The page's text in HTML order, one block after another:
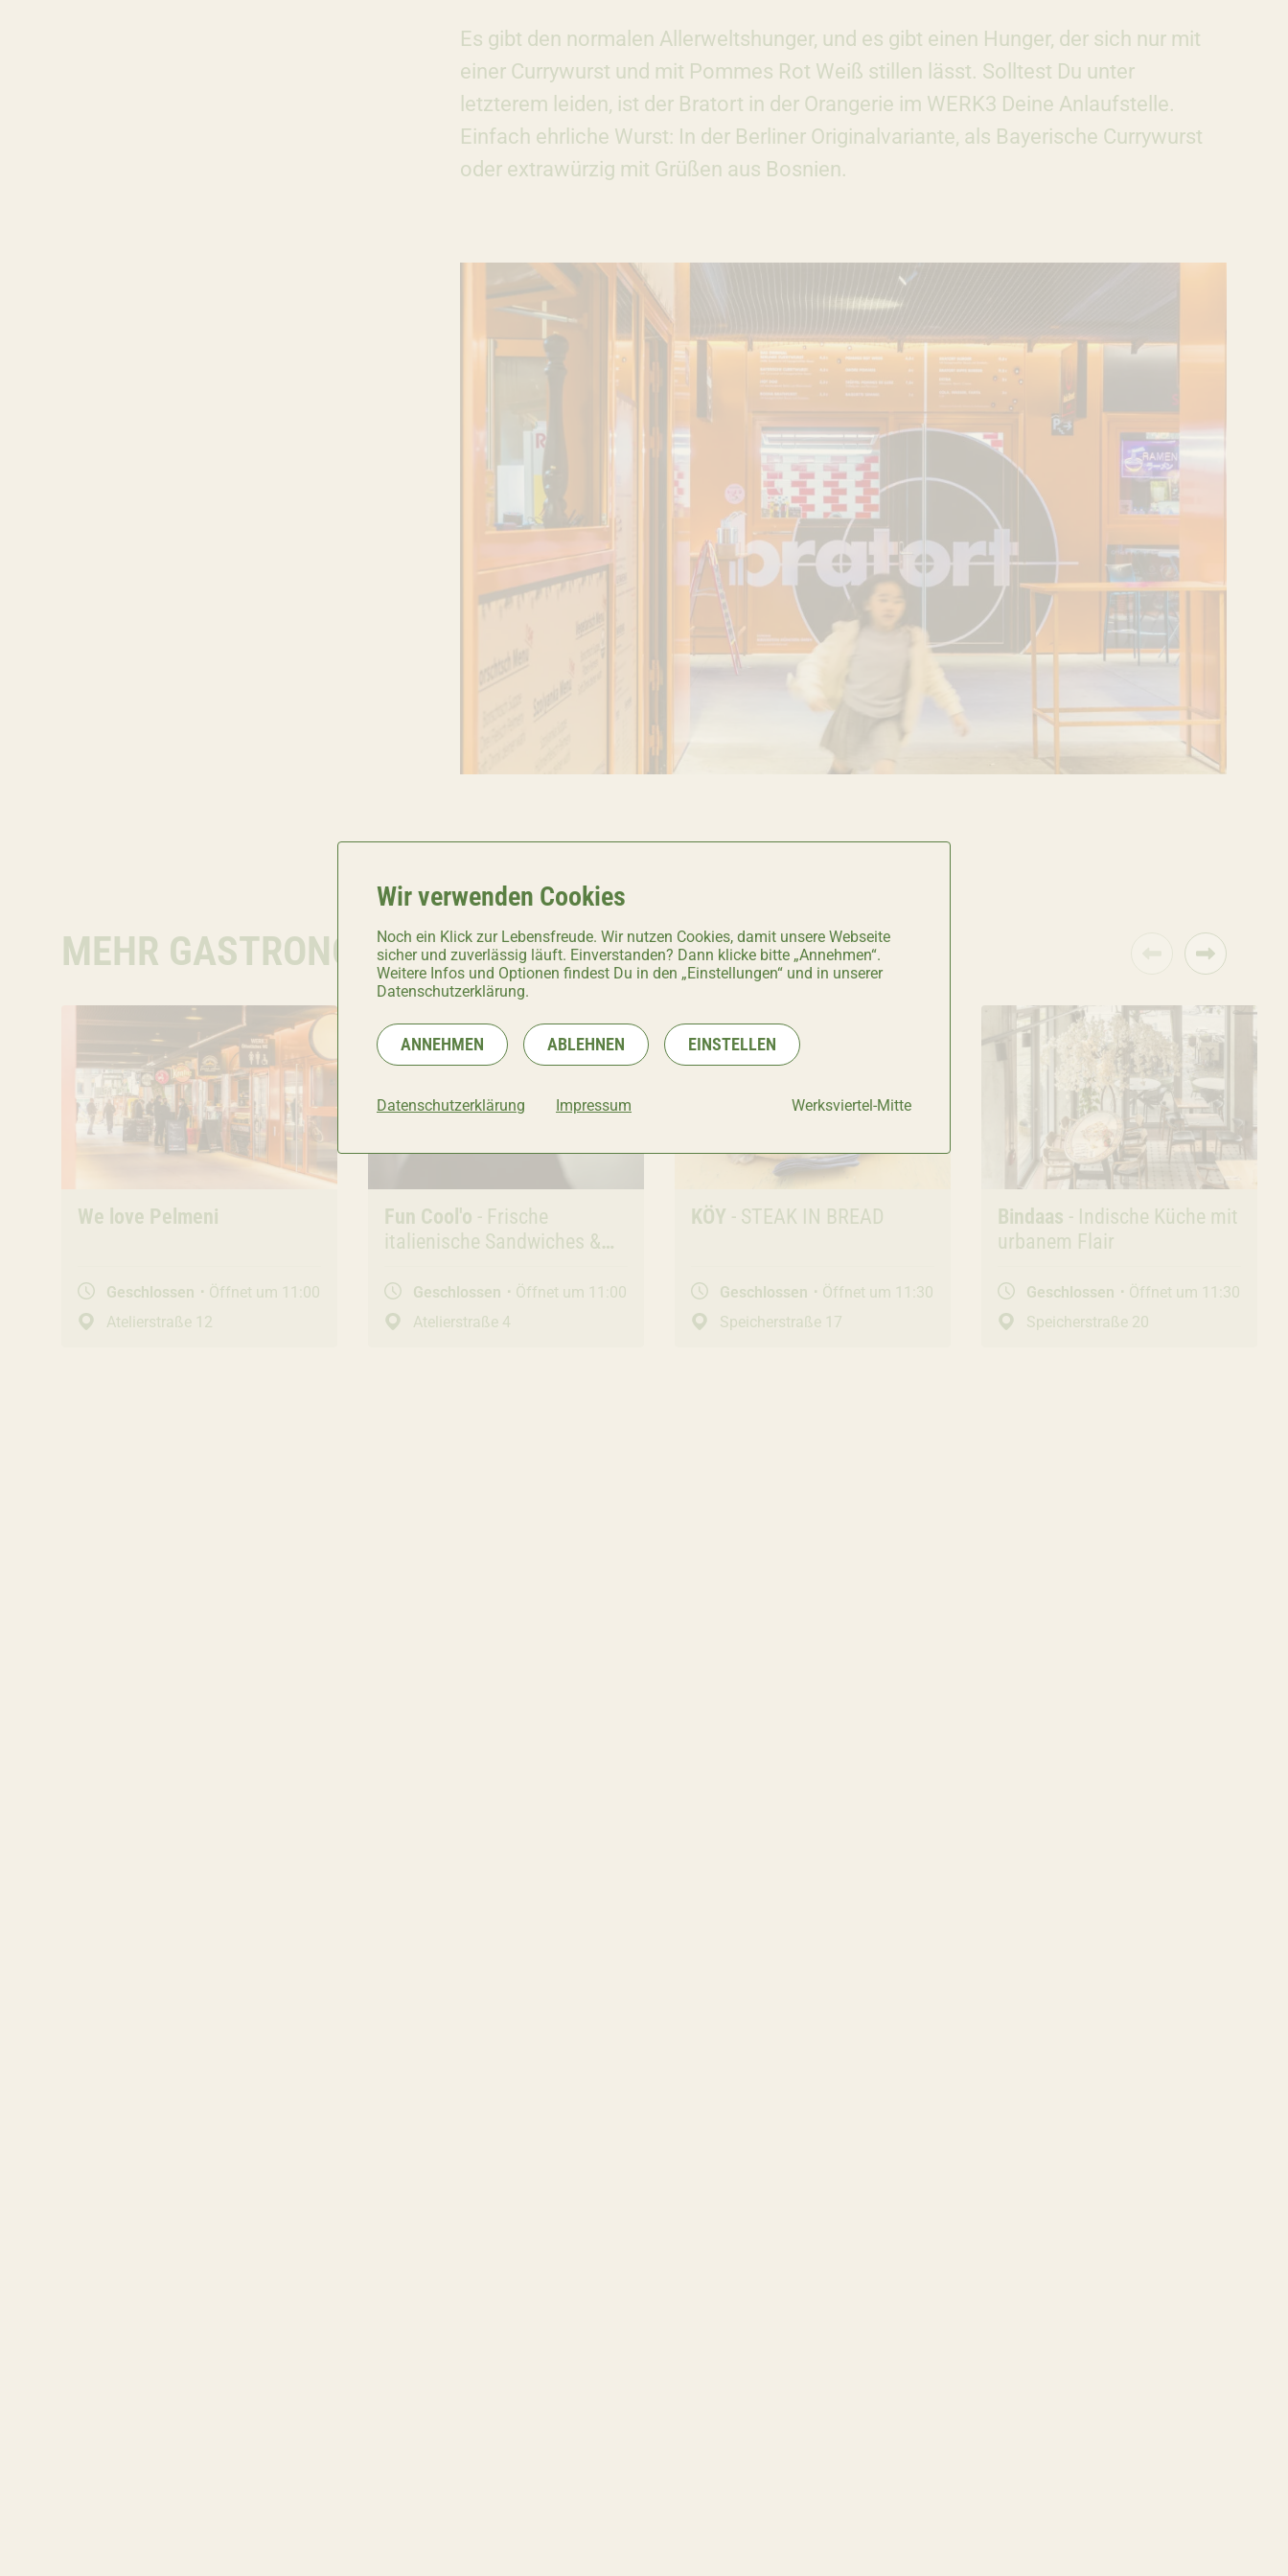
Es gibt den normalen Allerweltshunger, und es gibt einen Hunger, der sich nur mit
einer Currywurst und mit Pommes Rot Weiß stillen lässt. Solltest Du unter
letzterem leiden, ist der Bratort in der Orangerie im WERK3 Deine Anlaufstelle.
Einfach ehrliche Wurst: In der Berliner Originalvariante, als Bayerische Currywurst
oder extrawürzig mit Grüßen aus Bosnien.
MEHR GASTRONOMIE
Gastronomie
We love Pelmeni
Geschlossen
Öffnet um 11:00
Atelierstraße 12
Gastronomie
Fun Cool'o - Frische
italienische Sandwiches &
Geschlossen
Öffnet um 11:00
Atelierstraße 4
Gastronomie
KÖY - STEAK IN BREAD
Geschlossen
Öffnet um 11:30
Speicherstraße 17
Gastronomie
Bindaas - Indische Küche mit
urbanem Flair
Geschlossen
Öffnet um 11:30
Speicherstraße 20
Wir verwenden Cookies
Noch ein Klick zur Lebensfreude. Wir nutzen Cookies, damit unsere Webseite
sicher und zuverlässig läuft. Einverstanden? Dann klicke bitte „Annehmen“.
Weitere Infos und Optionen findest Du in den „Einstellungen“ und in unserer
Datenschutzerklärung.
ANNEHMEN ABLEHNEN EINSTELLEN
Datenschutzerklärung Impressum Werksviertel-Mitte